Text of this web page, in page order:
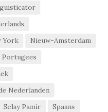
York
Nieuw-Amsterdam
Portugees
Nederlanden
Selay Pamir
Spaans